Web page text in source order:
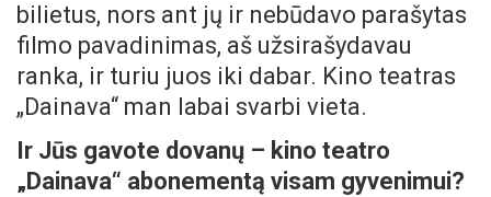
bilietus, nors ant jų ir nebūdavo parašytas
filmo pavadinimas, aš užsirašydavau
ranka, ir turiu juos iki dabar. Kino teatras
„Dainava“ man labai svarbi vieta.
Ir Jūs gavote dovanų – kino teatro
„Dainava“ abonementą visam gyvenimui?